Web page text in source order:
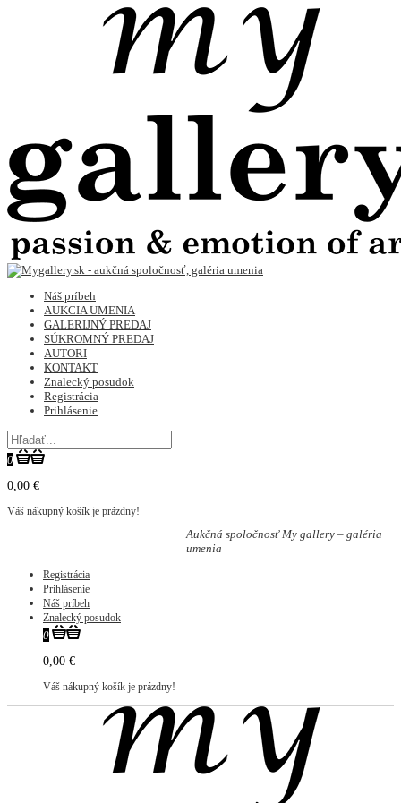
Náš príbeh
AUKCIA UMENIA
GALERIJNÝ PREDAJ
SÚKROMNÝ PREDAJ
AUTORI
KONTAKT
Znalecký posudok
Registrácia
Prihlásenie
0
0,00 €
Váš nákupný košík je prázdny!
Aukčná spoločnosť My gallery – galéria
umenia
Registrácia
Prihlásenie
Náš príbeh
Znalecký posudok
0
0,00 €
Váš nákupný košík je prázdny!